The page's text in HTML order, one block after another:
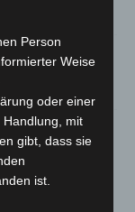
erhoben
Person
Weise
oder einer
mit
gibt, dass sie
ist.